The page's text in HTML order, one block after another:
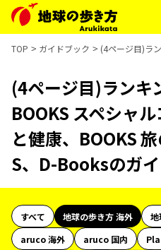
TOP ガイドブック (4ページ目)ラ
(4ページ目)ランキ
BOOKS スペシャ
と健康、BOOKS
S、D-Booksのガ
すべて 地球の歩き方 海外
地
aruco 海外
aruco 国内